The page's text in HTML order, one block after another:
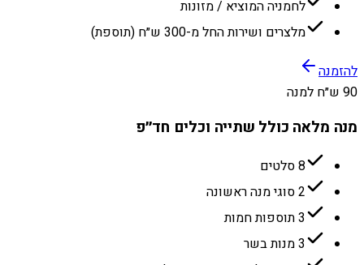
לחמניה המוציא / מזונות
מלצרים ושירות החל מ-300 ש״ח (תוספת)
להזמנה
90 ש״ח למנה
מנה מלאה כולל שתייה וכלים חד״פ
8 סלטים
2 סוגי מנה ראשונה
3 תוספות חמות
3 מנות בשר